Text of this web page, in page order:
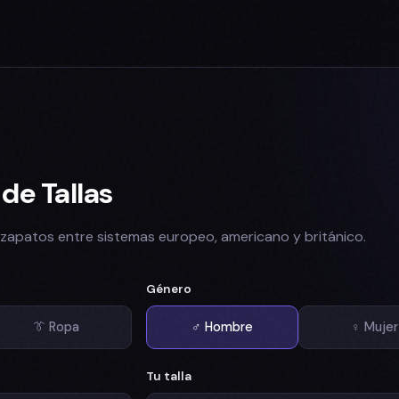
Tallas
entre sistemas europeo, americano y británico.
👔 Ropa
Género
♂ Hombre ♀ Mujer
Tu talla